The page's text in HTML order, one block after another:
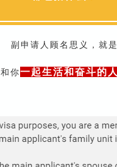
副申请人顾名思义，就是
和你一起生活和奋斗的人